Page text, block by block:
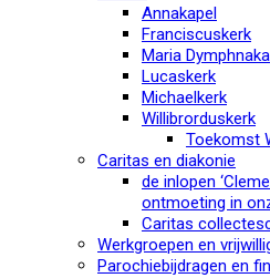
Annakapel
Franciscuskerk
Maria
Lucaskerk
Michaelkerk
Willibrorduskerk
Toekomst
Caritas en diakonie
de inlopen
ontmoeting in
Caritas
Werkgroepen en
Parochiebijdragen en